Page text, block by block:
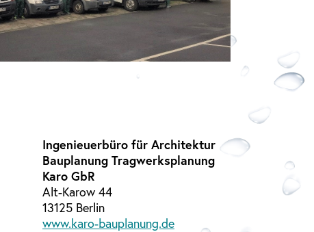
Ingenieuerbüro für Architektur
Bauplanung Trag­werks­planung
Karo GbR
Alt-Karow 44
13125 Berlin
www.karo-bauplanung.de